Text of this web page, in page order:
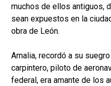
muchos de ellos antiguos,
sean expuestos en la
obra de León.
Amalia, recordó a su
carpintero, piloto de
federal, era amante de los